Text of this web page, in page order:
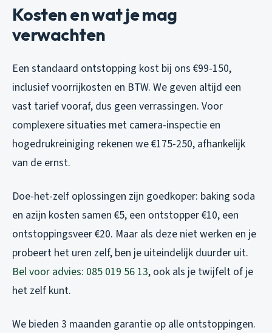
Kosten en wat je mag
verwachten
Een standaard ontstopping kost bij ons €99-150,
inclusief voorrijkosten en BTW. We geven altijd een
vast tarief vooraf, dus geen verrassingen. Voor
complexere situaties met camera-inspectie en
hogedrukreiniging rekenen we €175-250, afhankelijk
van de ernst.
Doe-het-zelf oplossingen zijn goedkoper: baking soda
en azijn kosten samen €5, een ontstopper €10, een
ontstoppingsveer €20. Maar als deze niet werken en je
probeert het uren zelf, ben je uiteindelijk duurder uit.
Bel voor advies: 085 019 56 13, ook als je twijfelt of je
het zelf kunt.
We bieden 3 maanden garantie op alle ontstoppingen.